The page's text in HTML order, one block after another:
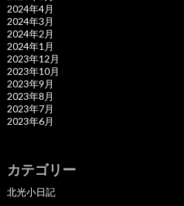
2024年4月
2024年3月
2024年2月
2024年1月
2023年12月
2023年10月
2023年9月
2023年8月
2023年7月
2023年6月
カテゴリー
北光小日記